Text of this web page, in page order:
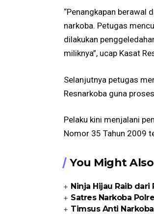
“Penangkapan berawal
narkoba. Petugas
dilakukan
miliknya”, ucap Kasat
Selanjutnya petugas
Resnarkoba guna
Pelaku kini menjalani
Nomor 35 Tahun 2009
You Might
Ninja Hijau Raib
Satres Narkoba
Timsus Anti